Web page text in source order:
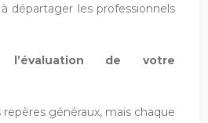
départager les professionnels
l’évaluation de votre
généraux, mais chaque